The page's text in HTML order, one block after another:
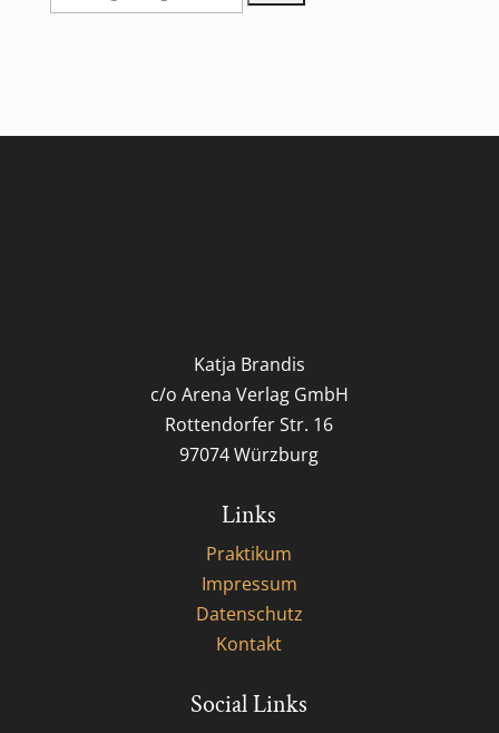
nach:
Katja Brandis
c/o Arena Verlag GmbH
Rottendorfer Str. 16
97074 Würzburg
Links
Praktikum
Impressum
Datenschutz
Kontakt
Social Links